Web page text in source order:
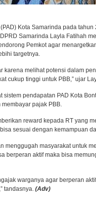
Kota Samarinda pada
Samarinda Layla Fatihah
Pemkot agar
targetnya.
karena melihat potensi dalam
cukup tinggi untuk PBB,” ujar
sistem pendapatan PAD Kota
pajak PBB.
reward kepada RT yang
sesuai dengan kemampuan
menggugah masyarakat untuk
berperan aktif maka bisa
warganya agar berperan
tandasnya. (Adv)